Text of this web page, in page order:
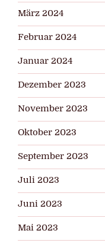
März 2024
Februar 2024
Januar 2024
Dezember 2023
November 2023
Oktober 2023
September 2023
Juli 2023
Juni 2023
Mai 2023